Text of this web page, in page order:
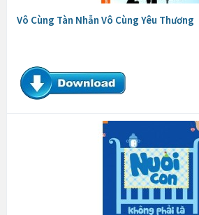
Vô Cùng Tàn Nhẫn Vô Cùng Yêu Thương